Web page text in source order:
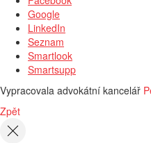
Google
LinkedIn
Seznam
Smartlook
Smartsupp
Vypracovala advokátní kancelář
Zpět